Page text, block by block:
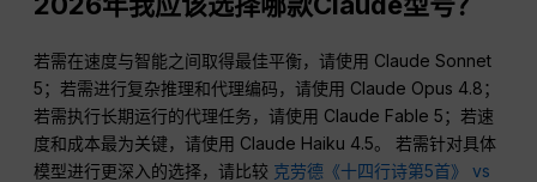
若需在速度与智能之间取得最佳平衡，请使用 Claude Sonnet
5；若需进行复杂推理和代理编码，请使用 Claude Opus 4.8；
若需执行长期运行的代理任务，请使用 Claude Fable 5；若速
度和成本最为关键，请使用 Claude Haiku 4.5。 若需针对具体
模型进行更深入的选择，请比较 克劳德《十四行诗第5首》 vs